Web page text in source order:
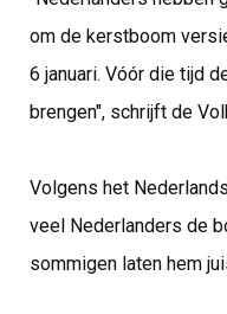
om de kerstboom
6 januari. Vóór die tijd
brengen", schrijft de
Volgens het
veel Nederlanders de
sommigen laten hem